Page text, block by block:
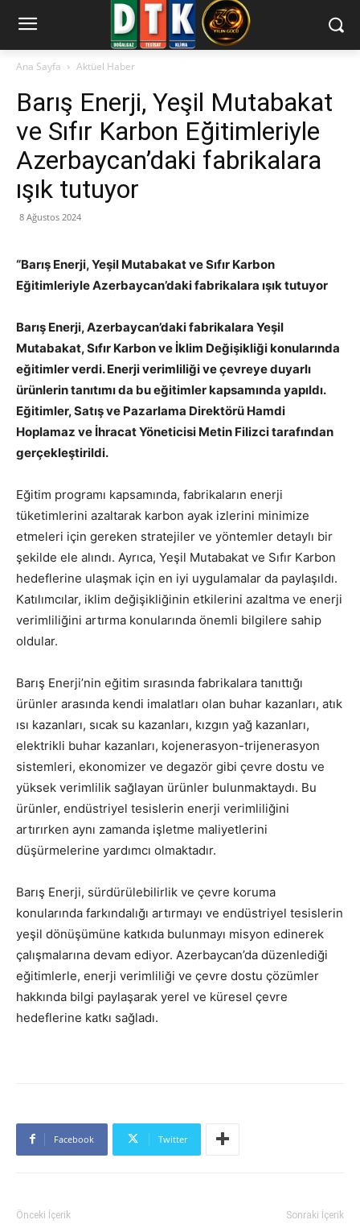
Ana Sayfa Aktüel Haber
Barış Enerji, Yeşil Mutabakat
ve Sıfır Karbon Eğitimleriyle
Azerbaycan’daki fabrikalara
ışık tutuyor
8 Ağustos 2024
“Barış Enerji, Yeşil Mutabakat ve Sıfır Karbon
Eğitimleriyle Azerbaycan’daki fabrikalara ışık tutuyor
Barış Enerji, Azerbaycan’daki fabrikalara Yeşil
Mutabakat, Sıfır Karbon ve İklim Değişikliği konularında
eğitimler verdi. Enerji verimliliği ve çevreye duyarlı
ürünlerin tanıtımı da bu eğitimler kapsamında yapıldı.
Eğitimler, Satış ve Pazarlama Direktörü Hamdi
Hoplamaz ve İhracat Yöneticisi Metin Filizci tarafından
gerçekleştirildi.
Eğitim programı kapsamında, fabrikaların enerji
tüketimlerini azaltarak karbon ayak izlerini minimize
etmeleri için gereken stratejiler ve yöntemler detaylı bir
şekilde ele alındı. Ayrıca, Yeşil Mutabakat ve Sıfır Karbon
hedeflerine ulaşmak için en iyi uygulamalar da paylaşıldı.
Katılımcılar, iklim değişikliğinin etkilerini azaltma ve enerji
verimliliğini artırma konularında önemli bilgilere sahip
oldular.
Barış Enerji’nin eğitim sırasında fabrikalara tanıttığı
ürünler arasında kendi imalatları olan buhar kazanları, atık
ısı kazanları, sıcak su kazanları, kızgın yağ kazanları,
elektrikli buhar kazanları, kojenerasyon-trijenerasyon
sistemleri, ekonomizer ve degazör gibi çevre dostu ve
yüksek verimlilik sağlayan ürünler bulunmaktaydı. Bu
ürünler, endüstriyel tesislerin enerji verimliliğini
artırırken aynı zamanda işletme maliyetlerini
düşürmelerine yardımcı olmaktadır.
Barış Enerji, sürdürülebilirlik ve çevre koruma
konularında farkındalığı artırmayı ve endüstriyel tesislerin
yeşil dönüşümüne katkıda bulunmayı misyon edinerek
çalışmalarına devam ediyor. Azerbaycan’da düzenlediği
eğitimlerle, enerji verimliliği ve çevre dostu çözümler
hakkında bilgi paylaşarak yerel ve küresel çevre
hedeflerine katkı sağladı.
Facebook Twitter
Önceki İçerik Sonraki İçerik